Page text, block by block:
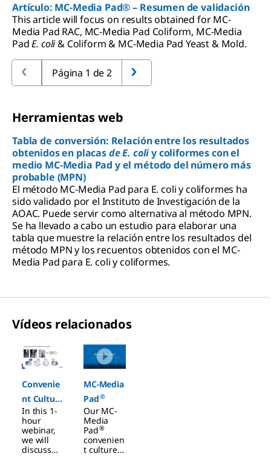
Artículo: MC-Media Pad® – Resumen de validación
This article will focus on results obtained for MC-
Media Pad RAC, MC-Media Pad Coliform, MC-Media
PadE. coli& Coliform & MC-Media Pad Yeast & Mold.
Página 1 de 2
Herramientas web
Tabla de conversión: Relación entre los resultados
obtenidos en placasde E. coliy coliformes con el
medio MC-Media Pad y el método del número más
probable (MPN)
El método MC-Media Pad para E. coli y coliformes ha
sido validado por el Instituto de Investigación de la
AOAC. Puede servir como alternativa al método MPN.
Se ha llevado a cabo un estudio para elaborar una
tabla que muestre la relación entre los resultados del
método MPN y los recuentos obtenidos con el MC-
Media Pad para E. coli y coliformes.
Vídeos relacionados
Convenie
nt Culture
Media – A
Reliable
Alternativ
e to
In this 1-
hour
webinar,
we will
discuss
MC-Media
Pad®
Our MC-
Media
Pad®
convenien
t culture